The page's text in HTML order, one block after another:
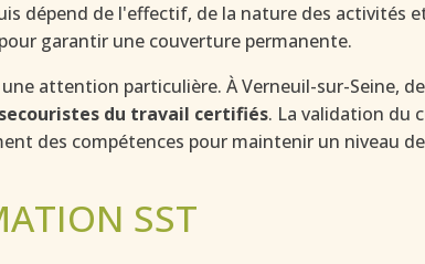
dépend de l'effectif, de la nature des activités
garantir une couverture permanente.
attention particulière. À Verneuil-sur-Seine,
secouristes du travail certifiés. La validation du
des compétences pour maintenir un niveau
SST